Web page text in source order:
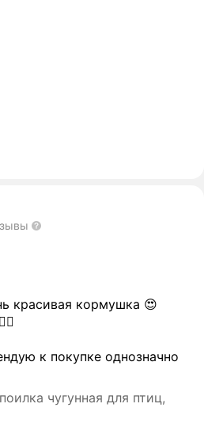
красивая кормушка 😍
к покупке однозначно
чугунная для птиц,